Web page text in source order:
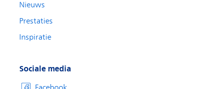
Nieuws
Prestaties
Inspiratie
Sociale media